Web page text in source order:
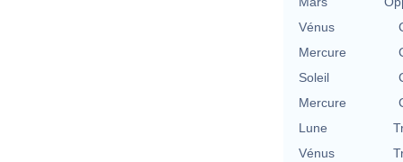
Vénus
Mercure
Soleil
Mercure
Lune
Vénus